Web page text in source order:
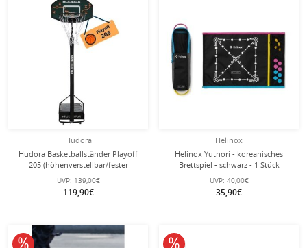
Hudora
Hudora Basketballständer Playoff
205 (höhenverstellbar/fester
Stand/Sicher/langlebig) - 157cm-
205cm
UVP: 139,00€
119,90€
Helinox
Helinox Yutnori - koreanisches
Brettspiel - schwarz - 1 Stück
UVP: 40,00€
35,90€
-10% reduziert 10% reduziert